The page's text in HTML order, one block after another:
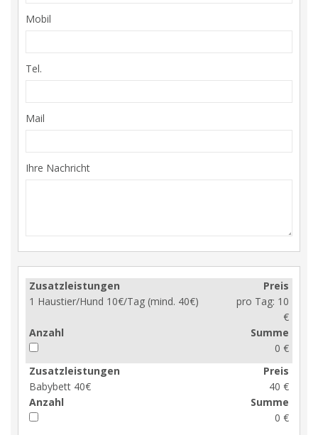
Mobil
Tel.
Mail
Ihre Nachricht
Zusatzleistungen
1 Haustier/Hund 10€/Tag (mind. 40€)
Preis
pro Tag: 10
€
Anzahl
Summe
0 €
Zusatzleistungen
Babybett 40€
Preis
40 €
Anzahl
Summe
0 €